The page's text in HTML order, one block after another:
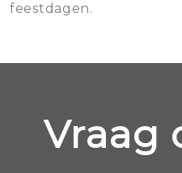
feestdagen.
Vraag